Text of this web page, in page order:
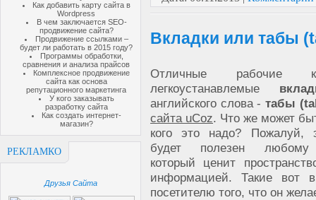
Как добавить карту сайта в
Wordpress
В чем заключается SEO-
продвижение сайта?
Продвижение ссылками –
будет ли работать в 2015 году?
Программы обработки,
сравнения и анализа прайсов
Комплексное продвижение
сайта как основа
репутационного маркетинга
У кого заказывать
разработку сайта
Как создать интернет-
магазин?
РЕКЛАМКО
Друзья Сайта
Вкладки или табы
Отличные рабочие
легкоустанавлемые
английского слова - табы
сайта uCoz. Что же может
кого это надо? Пожалуй,
будет полезен любому
который ценит
информацией. Такие вот
посетителю того, что он